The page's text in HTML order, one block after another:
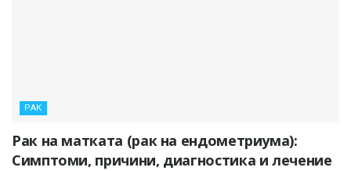
РАК
Рак на матката (рак на ендометриума):
Симптоми, причини, диагностика и лечение